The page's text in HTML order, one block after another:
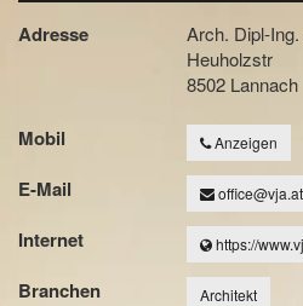
Adresse
Arch. Dipl-
Heuholzstr
8502 Lannach
Mobil Anzeigen
E-Mail office@vja.at
Internet https://
Branchen Architekt